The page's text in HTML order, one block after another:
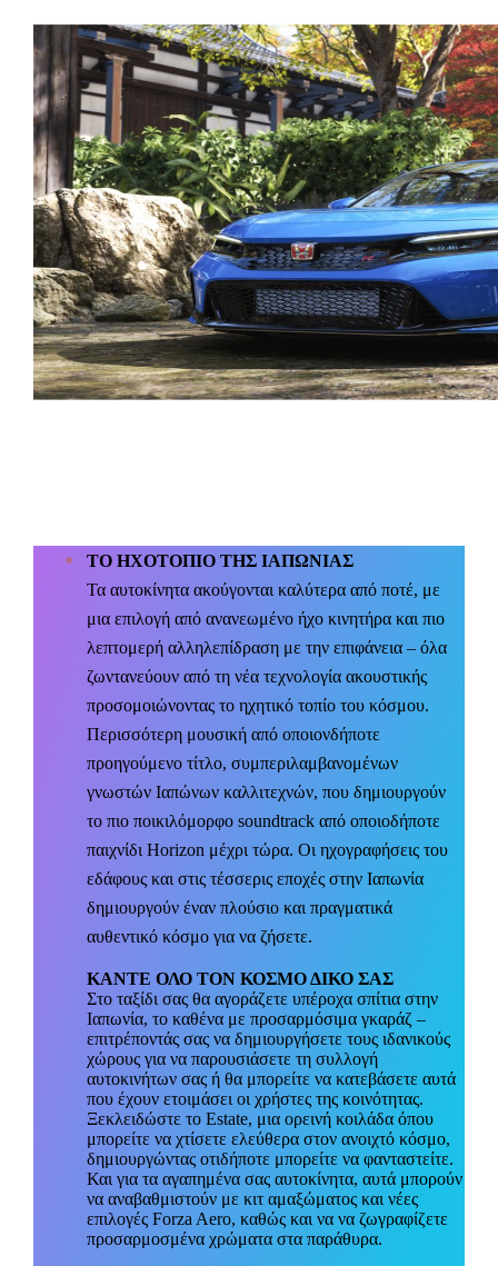
ΤΟ ΗΧΟΤΟΠΙΟ ΤΗΣ ΙΑΠΩΝΙΑΣ
Τα αυτοκίνητα ακούγονται καλύτερα από ποτέ, με
μια επιλογή από ανανεωμένο ήχο κινητήρα και πιο
λεπτομερή αλληλεπίδραση με την επιφάνεια – όλα
ζωντανεύουν από τη νέα τεχνολογία ακουστικής
προσομοιώνοντας το ηχητικό τοπίο του κόσμου.
Περισσότερη μουσική από οποιονδήποτε
προηγούμενο τίτλο, συμπεριλαμβανομένων
γνωστών Ιαπώνων καλλιτεχνών, που δημιουργούν
το πιο ποικιλόμορφο soundtrack από οποιοδήποτε
παιχνίδι Horizon μέχρι τώρα. Οι ηχογραφήσεις του
εδάφους και στις τέσσερις εποχές στην Ιαπωνία
δημιουργούν έναν πλούσιο και πραγματικά
αυθεντικό κόσμο για να ζήσετε.
ΚΑΝΤΕ ΟΛΟ ΤΟΝ ΚΟΣΜΟ ΔΙΚΟ ΣΑΣ
Στο ταξίδι σας θα αγοράζετε υπέροχα σπίτια στην
Ιαπωνία, το καθένα με προσαρμόσιμα γκαράζ –
επιτρέποντάς σας να δημιουργήσετε τους ιδανικούς
χώρους για να παρουσιάσετε τη συλλογή
αυτοκινήτων σας ή θα μπορείτε να κατεβάσετε αυτά
που έχουν ετοιμάσει οι χρήστες της κοινότητας.
Ξεκλειδώστε το Estate, μια ορεινή κοιλάδα όπου
μπορείτε να χτίσετε ελεύθερα στον ανοιχτό κόσμο,
δημιουργώντας οτιδήποτε μπορείτε να φανταστείτε.
Και για τα αγαπημένα σας αυτοκίνητα, αυτά μπορούν
να αναβαθμιστούν με κιτ αμαξώματος και νέες
επιλογές ForzaAero, καθώς και να να ζωγραφίζετε
προσαρμοσμένα χρώματα στα παράθυρα.